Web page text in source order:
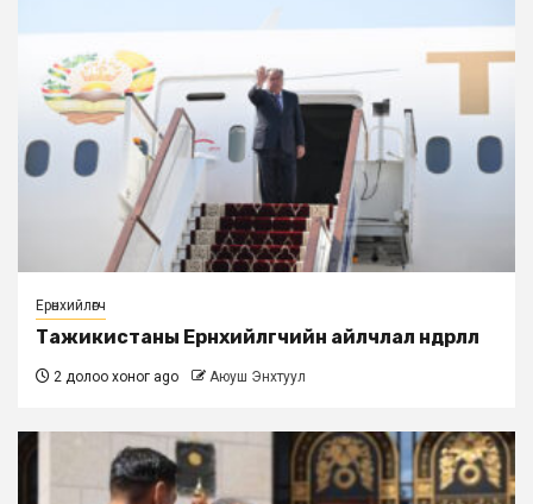
Ерөнхийлөгч
Тажикистаны Ерөнхийлөгчийн айлчлал өндөрлөлөө
2 долоо хоног ago Аюуш Энхтуул